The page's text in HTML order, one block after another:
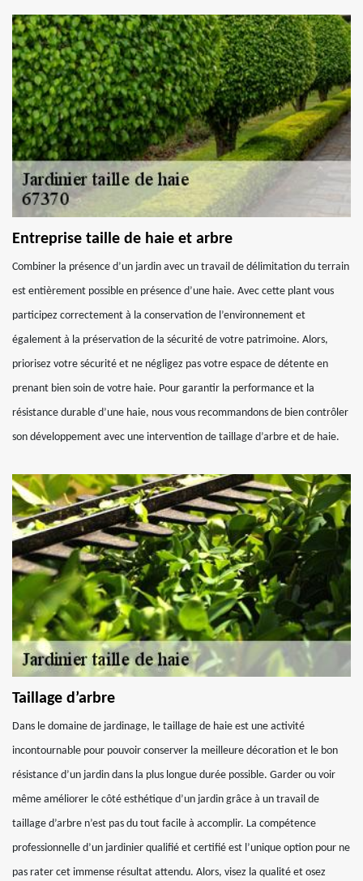
Entreprise taille de haie et arbre
Combiner la présence d’un jardin avec un travail de délimitation du terrain
est entièrement possible en présence d’une haie. Avec cette plant vous
participez correctement à la conservation de l’environnement et
également à la préservation de la sécurité de votre patrimoine. Alors,
priorisez votre sécurité et ne négligez pas votre espace de détente en
prenant bien soin de votre haie. Pour garantir la performance et la
résistance durable d’une haie, nous vous recommandons de bien contrôler
son développement avec une intervention de taillage d’arbre et de haie.
Taillage d’arbre
Dans le domaine de jardinage, le taillage de haie est une activité
incontournable pour pouvoir conserver la meilleure décoration et le bon
résistance d’un jardin dans la plus longue durée possible. Garder ou voir
même améliorer le côté esthétique d’un jardin grâce à un travail de
taillage d’arbre n’est pas du tout facile à accomplir. La compétence
professionnelle d’un jardinier qualifié et certifié est l’unique option pour ne
pas rater cet immense résultat attendu. Alors, visez la qualité et osez